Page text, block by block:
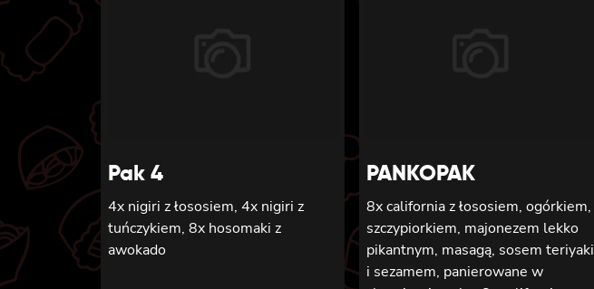
Pak 4
4x nigiri z łososiem, 4x nigiri z
tuńczykiem, 8x hosomaki z
awokado
PANKOPAK
8x california z łososiem, ogórkiem,
szczypiorkiem, majonezem lekko
pikantnym, masagą, sosem teriyaki
i sezamem, panierowane w